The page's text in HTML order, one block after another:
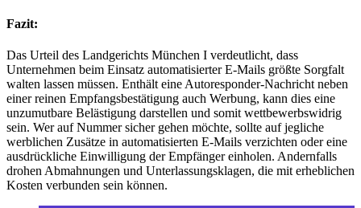
Fazit:
Das Urteil des Landgerichts München I verdeutlicht, dass
Unternehmen beim Einsatz automatisierter E-Mails größte Sorgfalt
walten lassen müssen. Enthält eine Autoresponder-Nachricht neben
einer reinen Empfangsbestätigung auch Werbung, kann dies eine
unzumutbare Belästigung darstellen und somit wettbewerbswidrig
sein. Wer auf Nummer sicher gehen möchte, sollte auf jegliche
werblichen Zusätze in automatisierten E-Mails verzichten oder eine
ausdrückliche Einwilligung der Empfänger einholen. Andernfalls
drohen Abmahnungen und Unterlassungsklagen, die mit erheblichen
Kosten verbunden sein können.